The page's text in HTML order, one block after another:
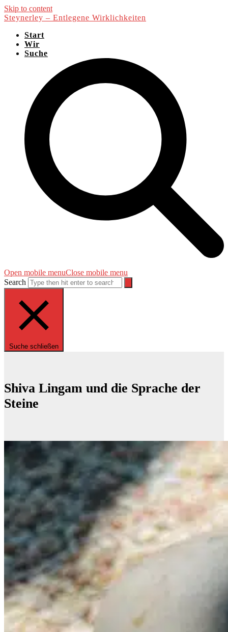
Skip to content
Steynerley – Entlegene Wirklichkeiten
Start
Wir
Suche
Open mobile menuClose mobile menu
Search
Suche schließen
Shiva Lingam und die Sprache der
Steine